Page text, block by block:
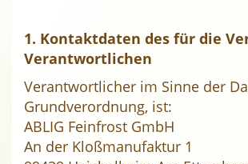
1. Kontaktdaten des für die
Verantwortlichen
Verantwortlicher im Sinne der
Grundverordnung, ist:
ABLIG Feinfrost GmbH
An der Kloßmanufaktur 1